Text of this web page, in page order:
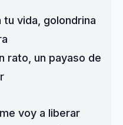
tu vida, golondrina
rato, un payaso de
voy a liberar